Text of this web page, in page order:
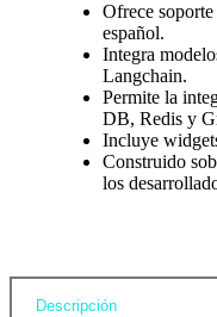
Ofrece
español.
Integra
Langchain.
Permite la
DB, Redis y
Incluye
Construido
los
Descripción